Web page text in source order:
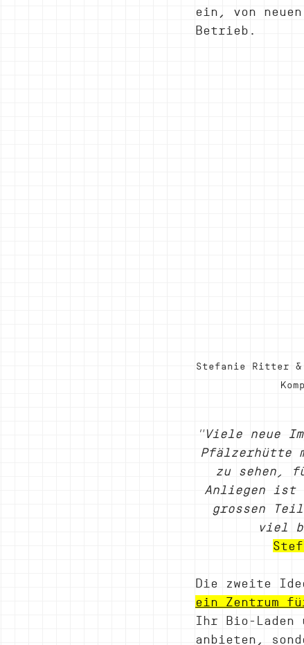
ein, von
Betrieb.
Stefanie Ritter &
"Viele neue
Pfälzerhütte
zu sehen,
Anliegen ist
grossen
viel
Die zweite
ein Zentrum
Ihr Bio-Laden
anbieten,